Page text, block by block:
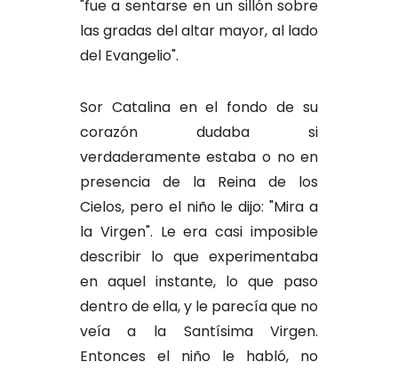
"fue a sentarse en un sillón sobre
las gradas del altar mayor, al lado
del Evangelio".
Sor Catalina en el fondo de su
corazón dudaba si
verdaderamente estaba o no en
presencia de la Reina de los
Cielos, pero el niño le dijo: "Mira a
la Virgen". Le era casi imposible
describir lo que experimentaba
en aquel instante, lo que paso
dentro de ella, y le parecía que no
veía a la Santísima Virgen.
Entonces el niño le habló, no